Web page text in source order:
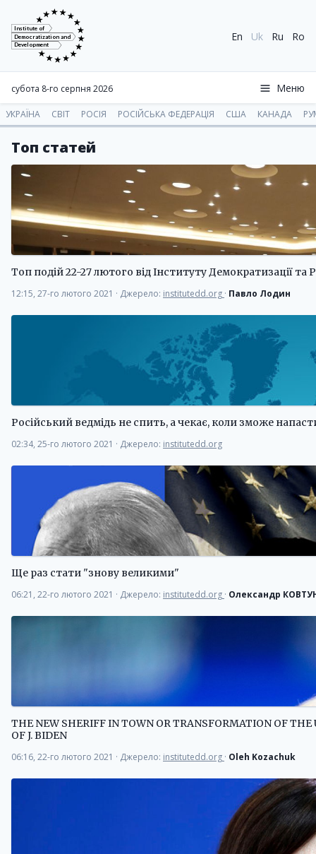
Institute of
Democratization and
Development
En Uk Ru Ro
субота 8-го серпня 2026 Меню
УКРАЇНА СВІТ РОСІЯ РОСІЙСЬКА ФЕДЕРАЦІЯ США КАНАДА
Топ статей
Топ подій 22-27 лютого від Інституту Демократизації та
12:15, 27-го лютого 2021 · Джерело: institutedd.org · Павло Лодин
Російський ведмідь не спить, а чекає, коли зможе
02:34, 25-го лютого 2021 · Джерело: institutedd.org
Ще раз стати "знову великими"
06:21, 22-го лютого 2021 · Джерело: institutedd.org · Олександр
THE NEW SHERIFF IN TOWN OR TRANSFORMATION OF
OF J. BIDEN
06:16, 22-го лютого 2021 · Джерело: institutedd.org · Oleh Kozachuk